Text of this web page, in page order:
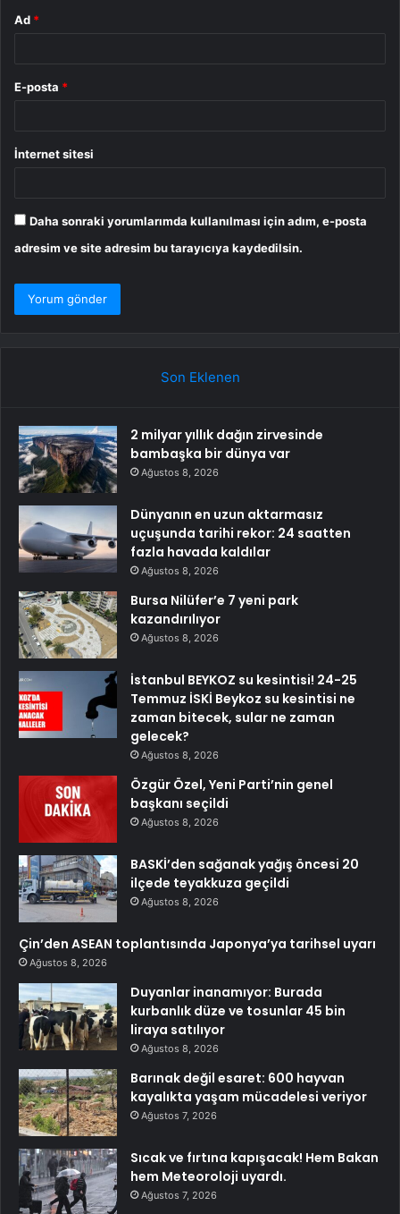
Ad *
E-posta *
İnternet sitesi
Daha sonraki yorumlarımda kullanılması için adım, e-posta
adresim ve site adresim bu tarayıcıya kaydedilsin.
Son Eklenen
2 milyar yıllık dağın zirvesinde
bambaşka bir dünya var
Ağustos 8, 2026
Dünyanın en uzun aktarmasız
uçuşunda tarihi rekor: 24 saatten
fazla havada kaldılar
Ağustos 8, 2026
Bursa Nilüfer’e 7 yeni park
kazandırılıyor
Ağustos 8, 2026
İstanbul BEYKOZ su kesintisi! 24-25
Temmuz İSKİ Beykoz su kesintisi ne
zaman bitecek, sular ne zaman
gelecek?
Ağustos 8, 2026
Özgür Özel, Yeni Parti’nin genel
başkanı seçildi
Ağustos 8, 2026
BASKİ’den sağanak yağış öncesi 20
ilçede teyakkuza geçildi
Ağustos 8, 2026
Çin’den ASEAN toplantısında Japonya’ya tarihsel uyarı
Ağustos 8, 2026
Duyanlar inanamıyor: Burada
kurbanlık düze ve tosunlar 45 bin
liraya satılıyor
Ağustos 8, 2026
Barınak değil esaret: 600 hayvan
kayalıkta yaşam mücadelesi veriyor
Ağustos 7, 2026
Sıcak ve fırtına kapışacak! Hem Bakan
hem Meteoroloji uyardı.
Ağustos 7, 2026